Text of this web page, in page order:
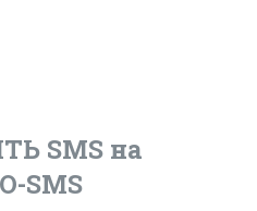
SMS на
SMS